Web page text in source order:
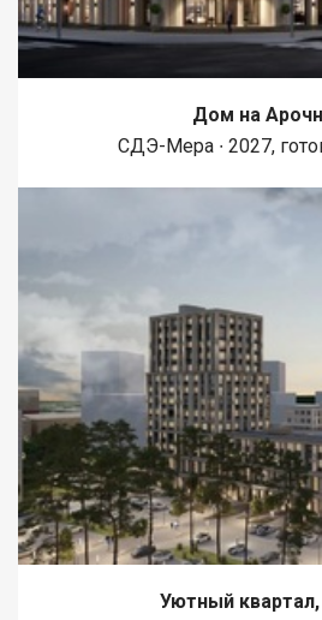
магазинов особенно порадует
время и предпочитающих быстрые
такому расположению, вы получаете
между спокойной домашней
городской жизни. Этот объект
излишествами, но при этом
комфортного проживания. Если вы
для старта или уютного убежища.
позволяет вам сразу представить,
Дом на
СДЭ-Мера ∙ 2027,
Уютный